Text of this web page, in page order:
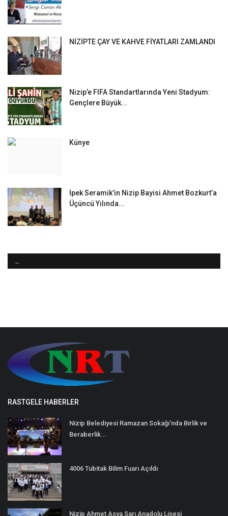
NİZİPTE ÇAY VE KAHVE FİYATLARI ZAMLANDI
Nizip’e FIFA Standartlarında Yeni Stadyum:
Gençlere Büyük...
Künye
İpek Seramik’in Nizip Bayisi Ahmet Bozkurt’a
Üçüncü Yılında...
..
RASTGELE HABERLER
Nizip Belediyesi Ramazan Sokağı’nda Birlik ve
Beraberlik...
4006 Tubitak Bilim Fuarı Açıldı
Nizip Ahmet Asya Sarı Anadolu Lisesi